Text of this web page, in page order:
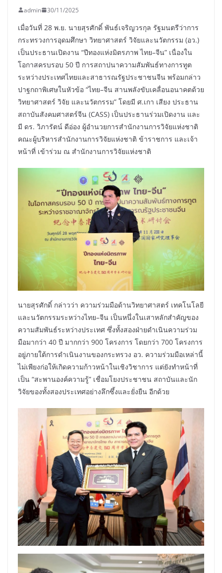
admin 30/11/2025
เมื่อวันที่ 28 พ.ย. นายสุรศักดิ์ พันธ์เจริญวรกุล รัฐมนตรีว่าการ
กระทรวงการอุดมศึกษา วิทยาศาสตร์ วิจัยและนวัตกรรม (อว.)
เป็นประธานเปิดงาน “ปีทองแห่งมิตรภาพ ไทย–จีน” เนื่องใน
โอกาสครบรอบ 50 ปี การสถาปนาความสัมพันธ์ทางการทูต
ระหว่างประเทศไทยและสาธารณรัฐประชาชนจีน พร้อมกล่าว
ปาฐกถาพิเศษในหัวข้อ “ไทย–จีน สานพลังขับเคลื่อนอนาคตด้วย
วิทยาศาสตร์ วิจัย และนวัตกรรม” โดยมี ศ.เกา เสียง ประธาน
สถาบันสังคมศาสตร์จีน (CASS) เป็นประธานร่วมเปิดงาน และ
มี ดร. วิภารัตน์ ดีอ่อง ผู้อำนวยการสำนักงานการวิจัยแห่งชาติ
คณะผู้บริหารสำนักงานการวิจัยแห่งชาติ ข้าราชการ และเจ้า
หน้าที่ เข้าร่วม ณ สำนักงานการวิจัยแห่งชาติ
นายสุรศักดิ์ กล่าวว่า ความร่วมมือด้านวิทยาศาสตร์ เทคโนโลยี
และนวัตกรรมระหว่างไทย–จีน เป็นหนึ่งในเสาหลักสำคัญของ
ความสัมพันธ์ระหว่างประเทศ ซึ่งทั้งสองฝ่ายดำเนินความร่วม
มือมากว่า 40 ปี มากกว่า 900 โครงการ โดยกว่า 700 โครงการ
อยู่ภายใต้การดำเนินงานของกระทรวง อว. ความร่วมมือเหล่านี้
ไม่เพียงก่อให้เกิดความก้าวหน้าในเชิงวิชาการ แต่ยังทำหน้าที่
เป็น “สะพานองค์ความรู้” เชื่อมโยงประชาชน สถาบันและนัก
วิจัยของทั้งสองประเทศอย่างลึกซึ้งและยั่งยืน อีกด้วย